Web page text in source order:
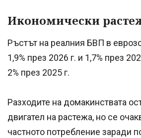
Икономически
Ръстът на реалния БВП в
1,9% през 2026 г. и 1,7% през
2% през 2025 г.
Разходите на домакинствата
двигател на растежа, но се
частното потребление заради